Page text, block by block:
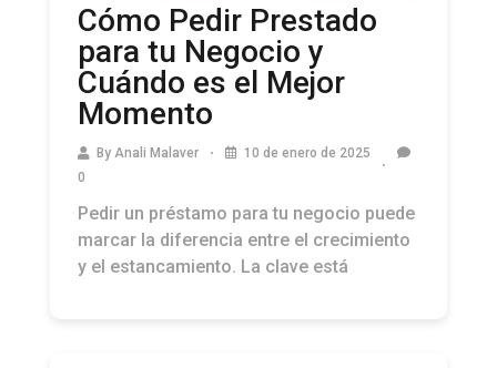
Cómo Pedir Prestado
para tu Negocio y
Cuándo es el Mejor
Momento
By Anali Malaver
10 de enero de 2025
0
Pedir un préstamo para tu negocio puede
marcar la diferencia entre el crecimiento
y el estancamiento. La clave está